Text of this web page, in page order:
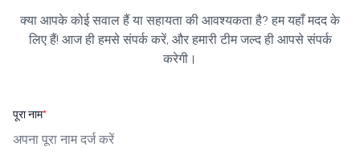
क्या आपके कोई सवाल हैं या सहायता की आवश्यकता है? हम यहाँ मदद के
लिए हैं! आज ही हमसे संपर्क करें, और हमारी टीम जल्द ही आपसे संपर्क
करेगी।
पूरा नाम*